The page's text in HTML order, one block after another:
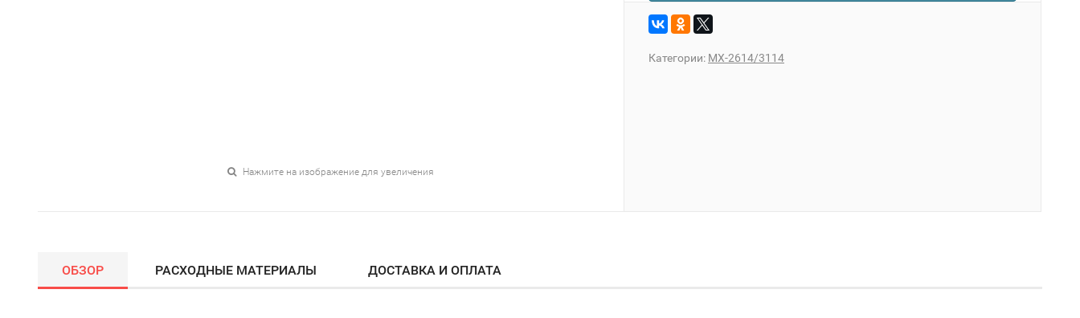
Нажмите на изображение для увеличения
Категории: MX-2614/3114
ОБЗОР РАСХОДНЫЕ МАТЕРИАЛЫ ДОСТАВКА И ОПЛАТА